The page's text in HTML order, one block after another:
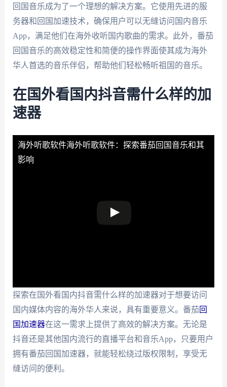
回国音乐成为了一个理想的解决方案。它使用先进的服
务器和回国加速技术，确保用户可以无缝访问国内音乐
App，满足他们在海外收听国内歌曲的需求。此外，番茄
回国音乐的高效稳定性和简便的操作界面使其成为海外
华人首选的音乐伴侣，帮助他们轻松畅听祖国的音乐。
在国外看国内抖音需什么样的加
速器
海外听歌软件海外听歌软件：探索番茄回国音乐和其
影响
探索在国外看国内抖音需什么样的加速器对于想要访问
国内媒体内容的海外华人来说，具有重要意义。番茄回
国加速器在这一需求上提供了高效的解决方案。无论是
抖音还是其他国内流行的直播平台和音乐App，只要用户
拥有番茄回国加速器，就能轻松绕过版权限制，享受无
缝访问的便利。